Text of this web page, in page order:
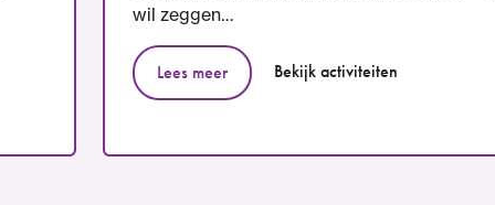
wil zeggen…
Lees meer Bekijk activiteiten